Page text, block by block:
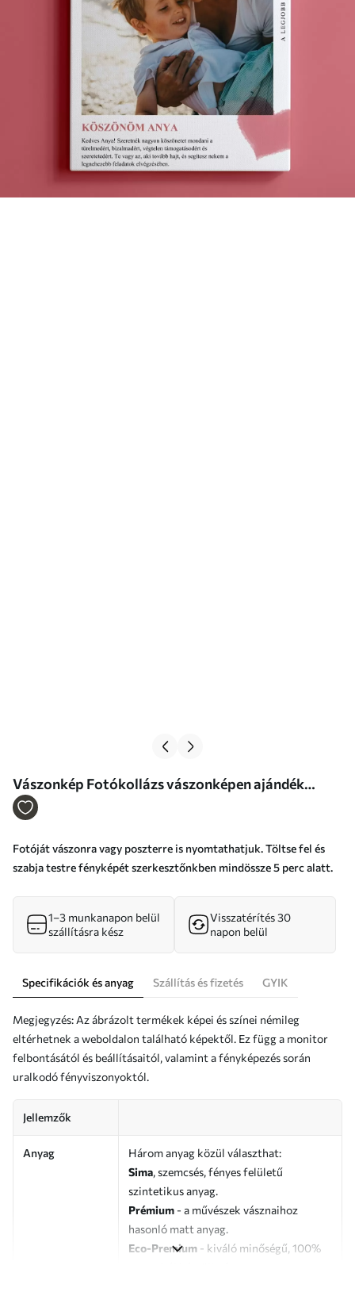
Vászonkép Fotókollázs vászonképen ajándék
anyukának Nr s47540
Fotóját vászonra vagy poszterre is nyomtathatjuk. Töltse fel és
szabja testre fényképét szerkesztőnkben mindössze 5 perc alatt.
1–3 munkanapon belül
szállításra kész
Visszatérítés 30
napon belül
Specifikációk és anyag Szállítás és fizetés GYIK
Megjegyzés: Az ábrázolt termékek képei és színei némileg
eltérhetnek a weboldalon található képektől. Ez függ a monitor
felbontásától és beállításaitól, valamint a fényképezés során
uralkodó fényviszonyoktól.
Jellemzők
Anyag
Három anyag közül választhat:
Sima, szemcsés, fényes felületű
szintetikus anyag.
Prémium - a művészek vásznaihoz
hasonló matt anyag.
Eco-Premium - kiváló minőségű, 100%